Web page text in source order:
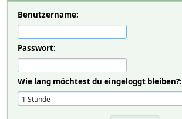
Benutzername:
Passwort:
Wie lang möchtest du eingeloggt bleiben?: